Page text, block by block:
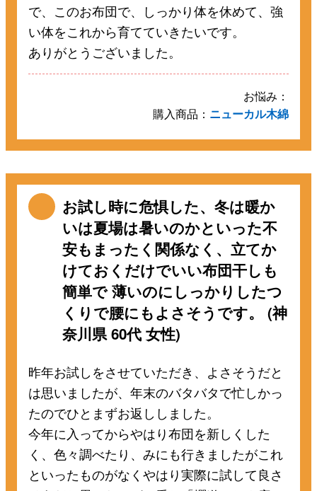
で、このお布団で、しっかり体を休めて、強
い体をこれから育てていきたいです。
ありがとうございました。
お悩み：
購入商品： ニューカル木綿
お試し時に危惧した、冬は暖か
いは夏場は暑いのかといった不
安もまったく関係なく、立てか
けておくだけでいい布団干しも
簡単で 薄いのにしっかりしたつ
くりで腰にもよさそうです。 (神
奈川県 60代 女性)
昨年お試しをさせていただき、よさそうだと
は思いましたが、年末のバタバタで忙しかっ
たのでひとまずお返ししました。
今年に入ってからやはり布団を新しくした
く、色々調べたり、みにも行きましたがこれ
といったものがなくやはり実際に試して良さ